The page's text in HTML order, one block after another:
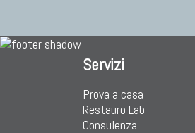
Servizi
Prova a casa
Restauro Lab
Consulenza